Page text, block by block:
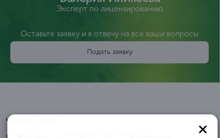
Эксперт по лицензированию
Оставьте заявку и я отвечу на все ваши вопросы
Подать заявку
Читайте отзывы